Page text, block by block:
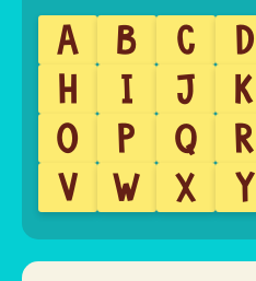
A B C D
H
I J K
O
P Q R
V
W X Y